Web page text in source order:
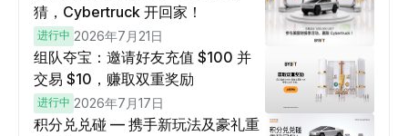
猜，Cybertruck 开回家！
进行中 2026年7月21日
组队夺宝：邀请好友充值 $100 并
交易 $10，赚取双重奖励
进行中 2026年7月17日
积分兑兑碰 — 携手新玩法及豪礼重